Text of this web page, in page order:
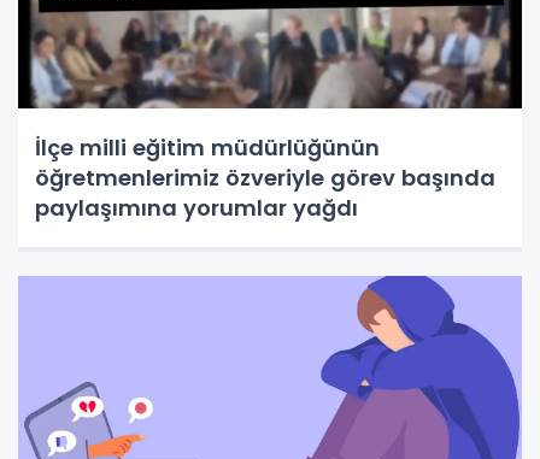
İlçe milli eğitim müdürlüğünün
öğretmenlerimiz özveriyle görev başında
paylaşımına yorumlar yağdı